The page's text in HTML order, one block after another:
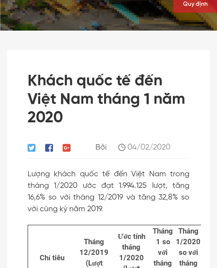
Quy định
Khách quốc tế đến
Việt Nam tháng 1 năm
2020
Bởi 04/02/2020
Lượng khách quốc tế đến Việt Nam trong
tháng 1/2020 ước đạt 1.994.125 lượt, tăng
16,6% so với tháng 12/2019 và tăng 32,8% so
với cùng kỳ năm 2019.
Chỉ tiêu
Tháng
12/2019
(Lượt
Ước tính
tháng
1/2020
Tháng
1 so
với
tháng
Tháng
1/2020
so với
tháng